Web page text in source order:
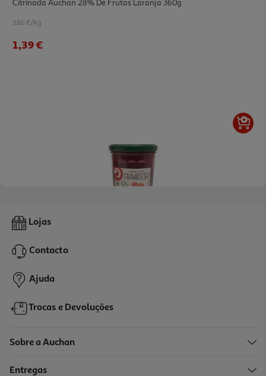
Citrinada Auchan 28% De Frutos Laranja 360g
3.86 €/Kg
1,39 €
Doce Auchan Extra 50% Frutos Framboesa 360g
1,99 €
Lojas
Contacto
Ajuda
Trocas e Devoluções
Sobre a Auchan
Entregas